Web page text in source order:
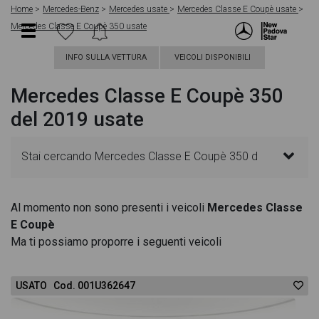
Home Mercedes-Benz Mercedes usate
Mercedes Classe E Coupè usate
Mercedes Classe E Coupè 350 usate
INFO SULLA VETTURA VEICOLI DISPONIBILI
Mercedes Classe E Coupè 350
del 2019 usate
Stai cercando Mercedes Classe E Coupè 350 d
troverai le migliori offerte per acquistare un veicolo
Al momento non sono presenti i veicoli Mercedes Classe
E Coupè
Ma ti possiamo proporre i seguenti veicoli
USATO Cod. 001U362647